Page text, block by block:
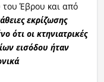
του Έβρου και από
εκρίζωσης
ότι οι κτηνιατρικές
εισόδου ήταν